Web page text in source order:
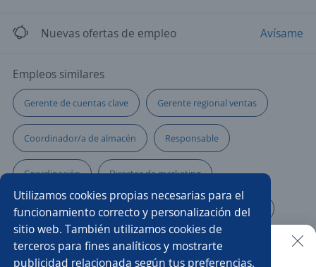
Utilizamos cookies propias necesarias para el
funcionamiento correcto y personalización del
sitio web. También utilizamos cookies de
terceros para fines analíticos y mostrarte
publicidad relacionada según tus preferencias.
Nuevas ofertas de empleo Avísame
Empleos similares
Gerente de cuentas clave Gerente regional ventas
Coordinador/a de almacén Responsable
Coordinación Director de marketing
Ejecutivo de crédito Gerente de ventas seminuevos
Account manager Gerente de ventas retail